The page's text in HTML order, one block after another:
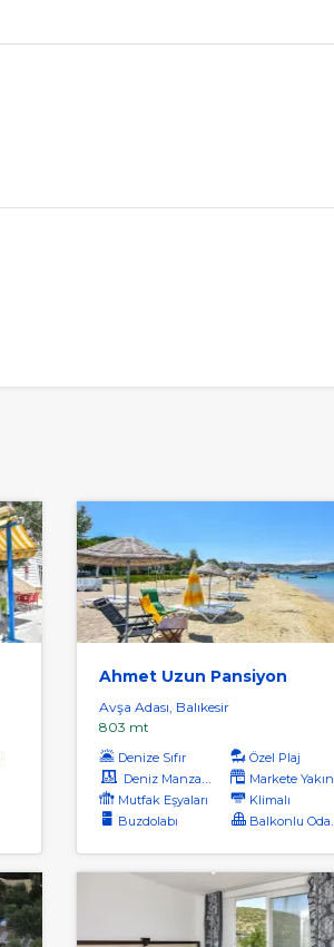
Ahmet Uzun Pansiyon
Avşa Adası, Balıkesir
803 mt
Denize Sıfır
Özel Plaj
Deniz Manzaralı
Markete Yakın
Mutfak Eşyaları
Klimalı
Buzdolabı
Balkonlu Odalar